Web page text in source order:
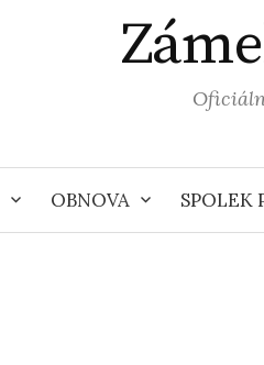
OBNOVA SPOLEK